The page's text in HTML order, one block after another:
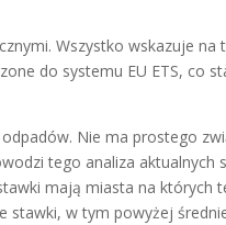
Wszystko wskazuje na
do systemu EU ETS, co
Nie ma prostego
tego analiza aktualnych
mają miasta na których
stawki, w tym powyżej